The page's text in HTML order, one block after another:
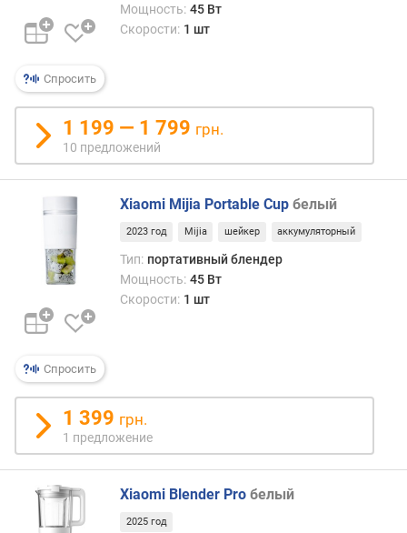
е
д
б
а
л
н
я
п
о
к
о
л
ч
е
с
т
р
Спросить
Мощность: 45 Вт
Скорости: 1 шт
1 199 — 1 799 грн.
10 предложений
Спросить
Xiaomi Mijia Portable Cup белый
2023 год Mijia шейкер аккумуляторный
Тип: портативный блендер
Мощность: 45 Вт
Скорости: 1 шт
1 399 грн.
1 предложение
Xiaomi Blender Pro белый
2025 год